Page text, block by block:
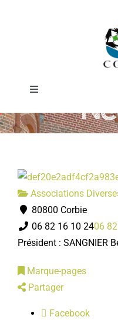
Toggle
Mairie
SERVICES MUNICIPAUX
PRATIQUE
LOISIRS
PUBLICATIONS
Associations
80800 Corbie
06 82 16 10 2406
Président : SANGNIER
Marque-pages
Partager
Facebook